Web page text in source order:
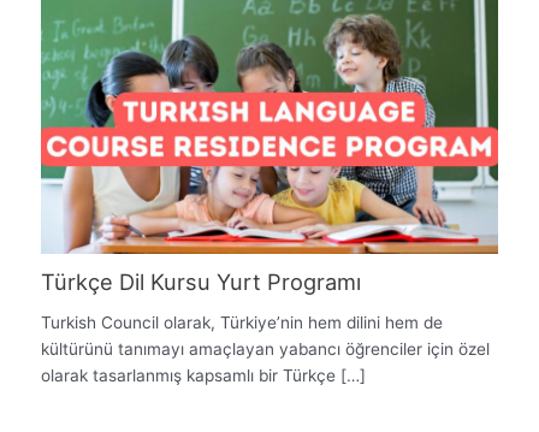
Türkçe Dil Kursu Yurt Programı
Turkish Council olarak, Türkiye’nin hem dilini hem de
kültürünü tanımayı amaçlayan yabancı öğrenciler için özel
olarak tasarlanmış kapsamlı bir Türkçe […]